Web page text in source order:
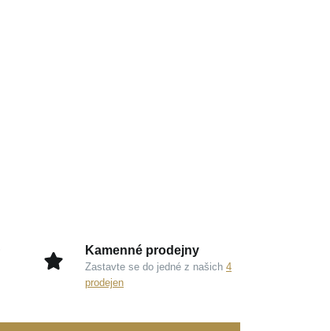
Kamenné prodejny
Zastavte se do jedné z našich 4
prodejen